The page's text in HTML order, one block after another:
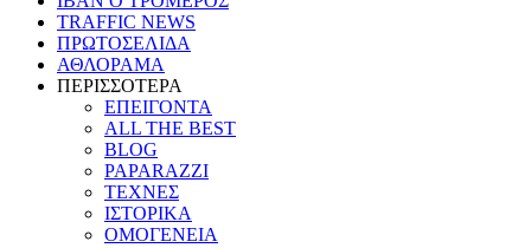
TRAFFIC NEWS
ΠΡΩΤΟΣΕΛΙΔΑ
ΑΘΛΟΡΑΜΑ
ΠΕΡΙΣΣΟΤΕΡΑ
ΕΠΕΙΓΟΝΤΑ
ALL THE BEST
BLOG
PAPARAZZI
ΤΕΧΝΕΣ
ΙΣΤΟΡΙΚΑ
ΟΜΟΓΕΝΕΙΑ